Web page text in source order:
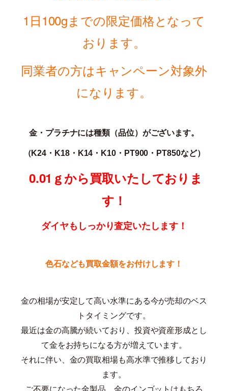
1日100gまでの限定価格となって
おります。
同業者の方はキャンペーン対象外
になります。
金・プラチナには種類（品位）がございます。
（K24・K18・K14・K10・PT900・PT850など）
0.01ｇから買取いたしておりま
す！
ダイヤもしっかり査定いたします！
色石なども買取金額をお付けします！
金の相場が安定して高い水準にある今が売却のベス
トタイミングです。
最近は金の高騰が続いており、投資や資産形成とし
て金をお持ちになる方が増えています。
それに伴い、金の買取相場も高水準で推移しており
ます。